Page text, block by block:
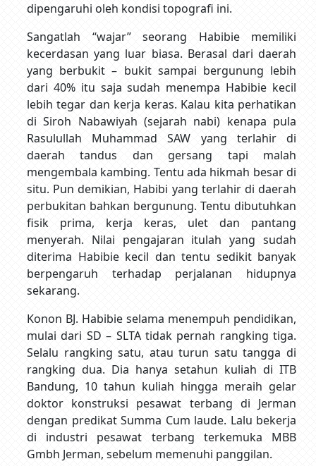
dipengaruhi oleh kondisi topografi ini.
Sangatlah “wajar” seorang Habibie memiliki
kecerdasan yang luar biasa. Berasal dari daerah
yang berbukit – bukit sampai bergunung lebih
dari 40% itu saja sudah menempa Habibie kecil
lebih tegar dan kerja keras. Kalau kita perhatikan
di Siroh Nabawiyah (sejarah nabi) kenapa pula
Rasulullah Muhammad SAW yang terlahir di
daerah tandus dan gersang tapi malah
mengembala kambing. Tentu ada hikmah besar di
situ. Pun demikian, Habibi yang terlahir di daerah
perbukitan bahkan bergunung. Tentu dibutuhkan
fisik prima, kerja keras, ulet dan pantang
menyerah. Nilai pengajaran itulah yang sudah
diterima Habibie kecil dan tentu sedikit banyak
berpengaruh terhadap perjalanan hidupnya
sekarang.
Konon BJ. Habibie selama menempuh pendidikan,
mulai dari SD – SLTA tidak pernah rangking tiga.
Selalu rangking satu, atau turun satu tangga di
rangking dua. Dia hanya setahun kuliah di ITB
Bandung, 10 tahun kuliah hingga meraih gelar
doktor konstruksi pesawat terbang di Jerman
dengan predikat Summa Cum laude. Lalu bekerja
di industri pesawat terbang terkemuka MBB
Gmbh Jerman, sebelum memenuhi panggilan.